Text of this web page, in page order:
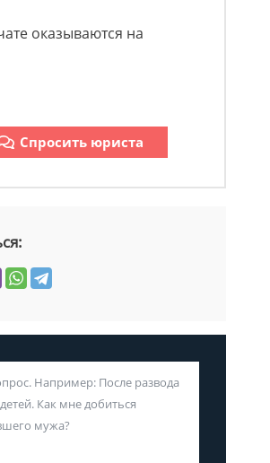
оказываются на
Спросить юриста